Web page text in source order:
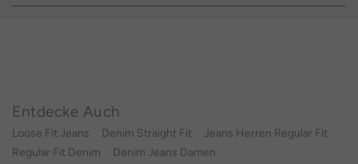
Entdecke Auch
Loose Fit Jeans Denim Straight Fit
Jeans Herren Regular Fit
Regular Fit Denim
Denim Jeans Damen